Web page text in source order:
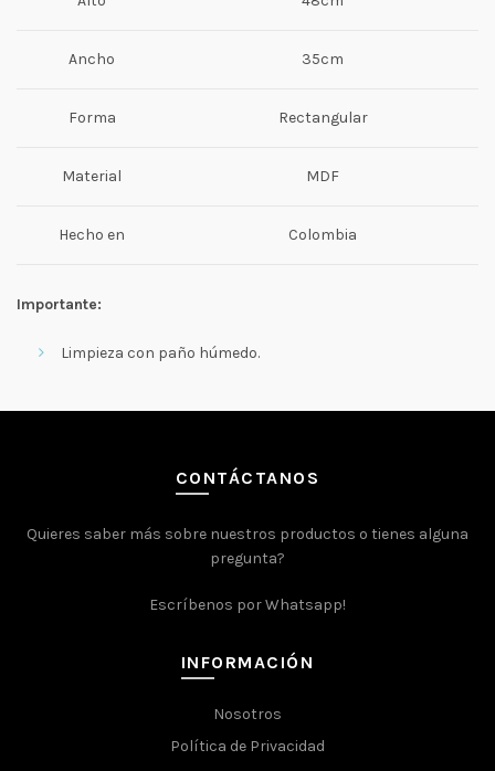
Ancho 35cm
Forma Rectangular
Material MDF
Hecho en Colombia
Importante:
Limpieza con paño húmedo.
CONTÁCTANOS
Quieres saber más sobre nuestros productos o tienes alguna
pregunta?
Escríbenos por Whatsapp!
INFORMACIÓN
Nosotros
Política de Privacidad